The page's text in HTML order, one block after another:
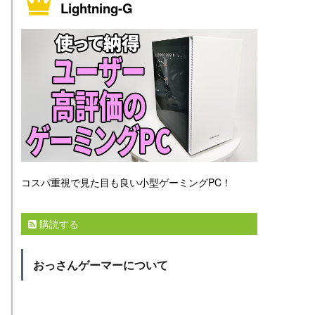
Lightning-G
コスパ重視で見た目も良い小型ゲーミングPC！
購読する
おっさんゲーマーについて